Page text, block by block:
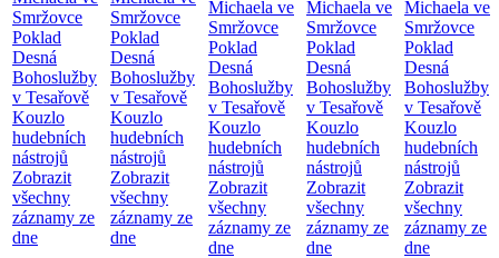
Smržovce
Poklad
Desná
Bohoslužby
v Tesařově
Kouzlo
hudebních
nástrojů
Zobrazit
všechny
záznamy ze
dne
Smržovce
Poklad
Desná
Bohoslužby
v Tesařově
Kouzlo
hudebních
nástrojů
Zobrazit
všechny
záznamy ze
dne
Michaela ve
Smržovce
Poklad
Desná
Bohoslužby
v Tesařově
Kouzlo
hudebních
nástrojů
Zobrazit
všechny
záznamy ze
dne
Michaela ve
Smržovce
Poklad
Desná
Bohoslužby
v Tesařově
Kouzlo
hudebních
nástrojů
Zobrazit
všechny
záznamy ze
dne
Michaela ve
Smržovce
Poklad
Desná
Bohoslužby
v Tesařově
Kouzlo
hudebních
nástrojů
Zobrazit
všechny
záznamy ze
dne